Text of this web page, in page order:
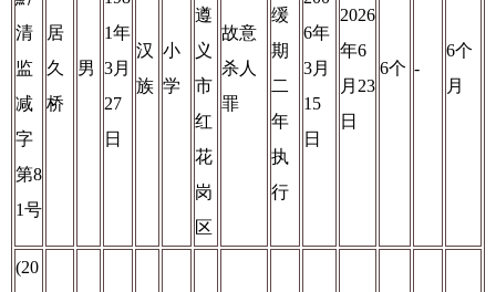
清
监
减
字
第8
1号
居
久
桥
男
1年
3月
27
日
汉
族
小
学
遵
义
市
红
花
岗
区
故意
杀人
罪
缓
期
二
年
执
行
6年
3月
15
日
2026
年6
月23
日
6个 -
6个
月
(20